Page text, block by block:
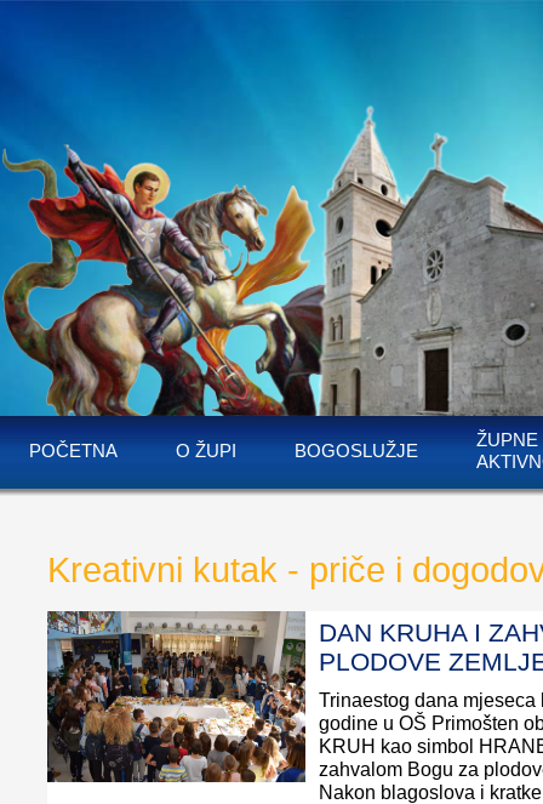
POČETNA O ŽUPI BOGOSLUŽJE
ŽUPNE
Kreativni kutak - priče i
DAN KRUHA I
PLODOVE
Trinaestog dana mjeseca
godine u OŠ Primošten
KRUH kao simbol
zahvalom Bogu za
Nakon blagoslova i